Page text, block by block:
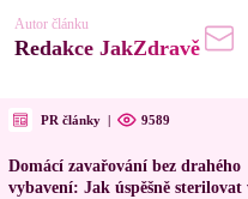
Autor článku
Redakce JakZdravě
PR články | 9589
Domácí zavařování bez drahého
vybavení: Jak úspěšně sterilovat